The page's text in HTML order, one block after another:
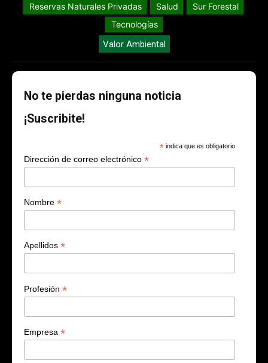
Reservas Naturales Privadas
Salud
Sur Forestal
Tecnologías
Valor Ambiental
No te pierdas ninguna noticia
¡Suscribite!
* indica que es obligatorio
Dirección de correo electrónico *
Nombre *
Apellidos *
Profesión *
Empresa *